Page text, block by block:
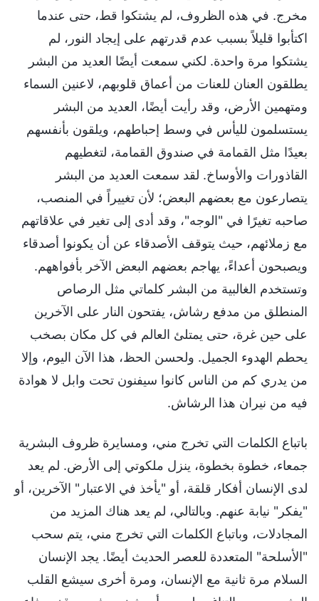
مخرج. في هذه الظروف، لم يشتكوا قط، حتى عندما
اكتأبوا قليلاً بسبب عدم قدرتهم على إيجاد النور، لم
يشتكوا مرة واحدة. لكني سمعت أيضًا العديد من البشر
يطلقون العنان للعنات من أعماق قلوبهم، لاعنين السماء
ومتهمين الأرض، وقد رأيت أيضًا، العديد من البشر
يستسلمون لليأس في وسط إحباطهم، ويلقون بأنفسهم
بعيدًا مثل القمامة في صندوق القمامة، لتغطيهم
القاذورات والأوساخ. لقد سمعت العديد من البشر
يتصارعون مع بعضهم البعض؛ لأن تغييراً في المنصب،
صاحبه تغيرًا في "الوجه"، وقد أدى إلى تغير في علاقاتهم
مع زملائهم، حيث يتوقف الأصدقاء عن أن يكونوا أصدقاء
ويصبحون أعداءً، يهاجم بعضهم البعض الآخر بأفواههم.
وتستخدم الغالبية من البشر كلماتي مثل الرصاص
المنطلق من مدفع رشاش، يفتحون النار على الآخرين
على حين غرة، حتى يمتلئ العالم في كل مكان بصخب
يحطم الهدوء الجميل. ولحسن الحظ، هذا الآن اليوم، وإلا
من يدري كم من الناس كانوا سيفنون تحت وابل لا هوادة
فيه من نيران هذا الرشاش.
باتباع الكلمات التي تخرج مني، ومسايرة ظروف البشرية
جمعاء، خطوة بخطوة، ينزل ملكوتي إلى الأرض. لم يعد
لدى الإنسان أفكار قلقة، أو "يأخذ في الاعتبار" الآخرين، أو
"يفكر" نيابة عنهم. وبالتالي، لم يعد هناك المزيد من
المجادلات، وباتباع الكلمات التي تخرج مني، يتم سحب
"الأسلحة" المتعددة للعصر الحديث أيضًا. يجد الإنسان
السلام مرة ثانية مع الإنسان، ومرة أخرى سيشع القلب